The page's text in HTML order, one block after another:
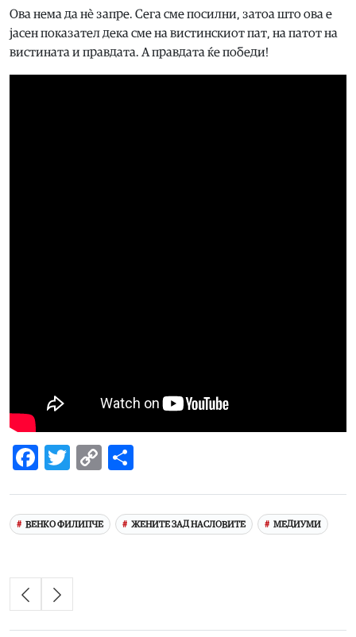
Ова нема да нè запре. Сега сме посилни, затоа што ова е
јасен показател дека сме на вистинскиот пат, на патот на
вистината и правдата. А правдата ќе победи!
Facebook
Twitter
Copy
ВЕНКО ФИЛИПЧЕ ЖЕНИТЕ ЗАД НАСЛОВИТЕ МЕДИУМИ